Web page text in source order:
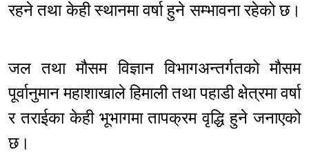
रहने तथा केही स्थानमा वर्षा हुने सम्भावना रहेको छ।
जल तथा मौसम विज्ञान विभागअन्तर्गतको मौसम
पूर्वानुमान महाशाखाले हिमाली तथा पहाडी क्षेत्रमा वर्षा
र तराईका केही भूभागमा तापक्रम वृद्धि हुने जनाएको
छ।